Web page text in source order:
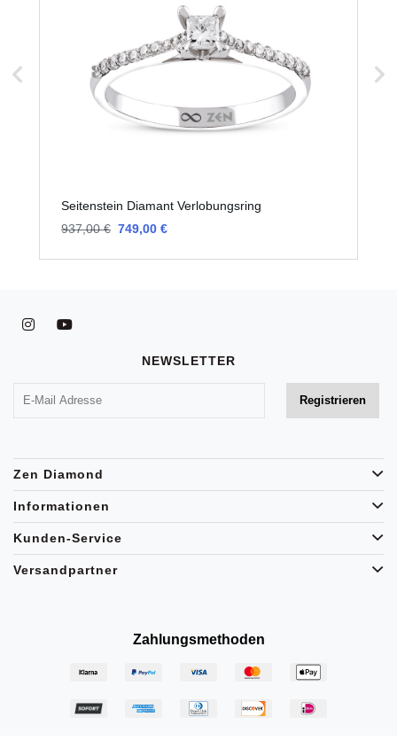
Seitenstein Diamant Verlobungsring
749,00 €
937,00 €
NEWSLETTER
Zen Diamond
Informationen
Kunden-Service
Versandpartner
Zahlungsmethoden